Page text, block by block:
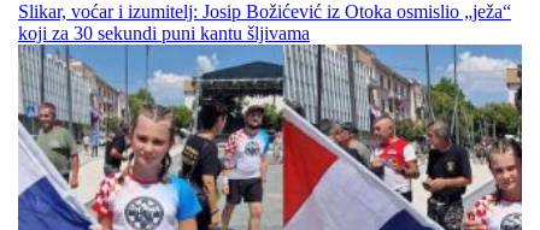
Slikar, voćar i izumitelj: Josip Božićević iz Otoka osmislio „ježa“
koji za 30 sekundi puni kantu šljivama